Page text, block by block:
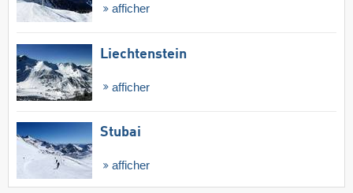
afficher
Liechtenstein
afficher
Stubai
afficher